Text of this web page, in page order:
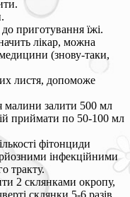
приготування їжі.
лікар, можна
(знову-таки,
листя, допоможе
малини залити 500 мл
приймати по 50-100 мл
фітонциди
інфекційними
тракту.
2 склянками окропу,
склянки 5-6 разів